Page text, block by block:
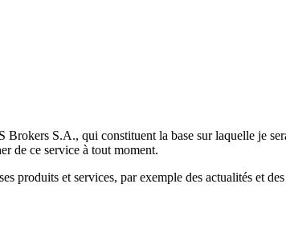
S.A., qui constituent la base sur laquelle je
de ce service à tout moment.
et services, par exemple des actualités et